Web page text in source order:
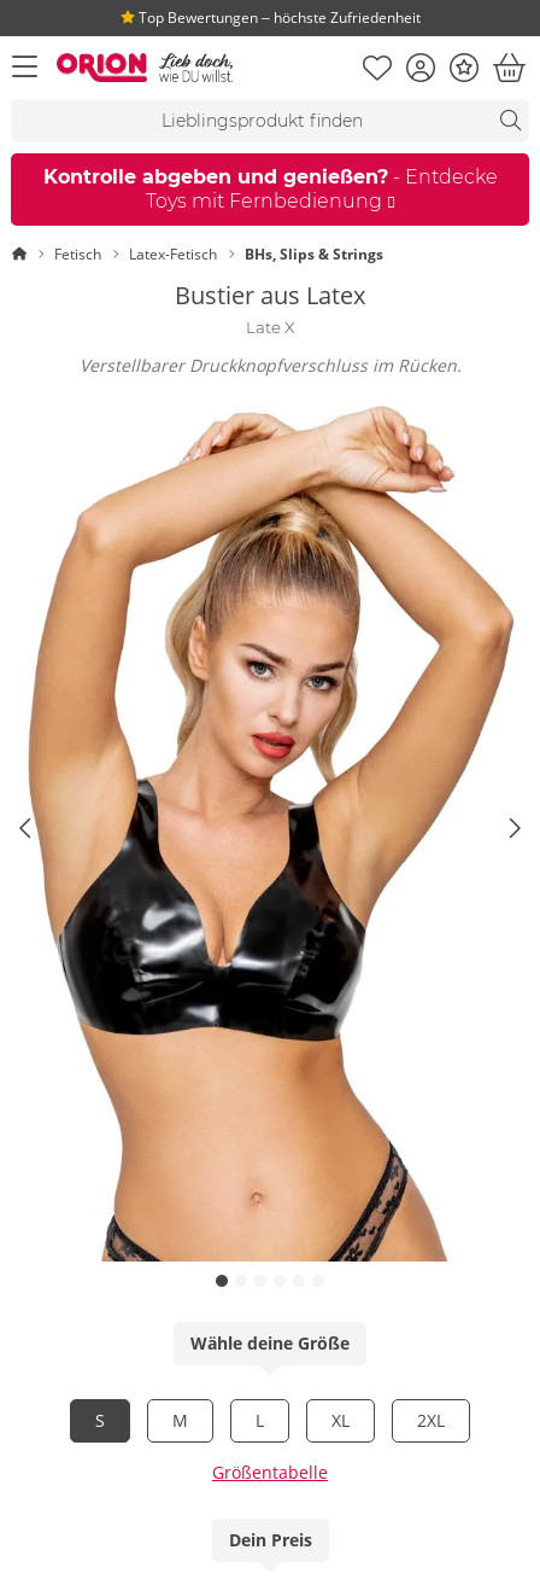
Top Bewertungen ‒ höchste Zufriedenheit
Menü öffnen Merkliste
KontoBonus
Kontrolle abgeben und genießen?- Entdecke
Toys mit Fernbedienung
Startseite
Fetisch Latex-Fetisch BHs, Slips & Strings
Bustier aus Latex
Late X
Verstellbarer Druckknopfverschluss im Rücken.
Wähle deine Größe
S M L XL 2XL
Größentabelle
Dein Preis